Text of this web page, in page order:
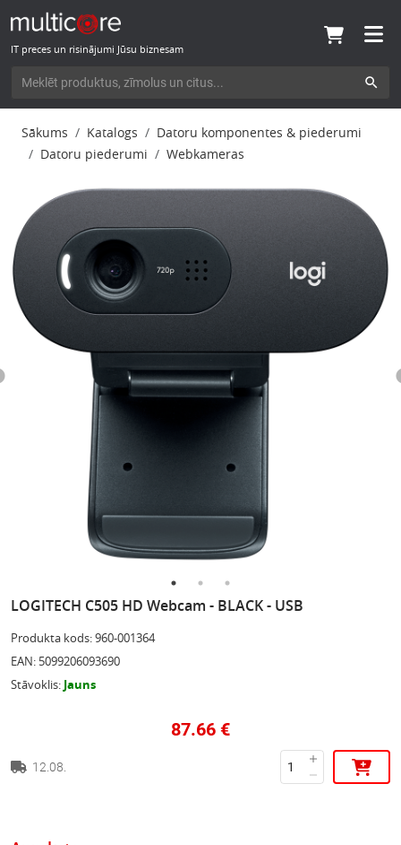
IT preces un risinājumi Jūsu biznesam
Sākums Katalogs
Datoru komponentes & piederumi
Datoru piederumi
Webkameras
LOGITECH C505 HD Webcam - BLACK - USB
Produkta kods:960-001364
EAN: 5099206093690
Stāvoklis: Jauns
87.66 €
12.08.